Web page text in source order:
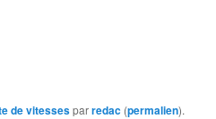
de vitessesparredac (permalien).